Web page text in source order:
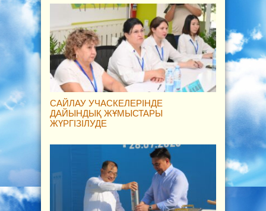
САЙЛАУ УЧАСКЕЛЕРІНДЕ
ДАЙЫНДЫҚ ЖҰМЫСТАРЫ
ЖҮРГІЗІЛУДЕ